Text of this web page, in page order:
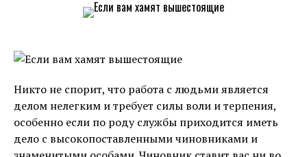
Никто не спорит, что работа с людьми является
делом нелегким и требует силы воли и терпения,
особенно если по роду службы приходится иметь
дело с высокопоставленными чиновниками и